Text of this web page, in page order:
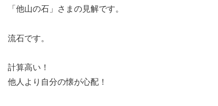
「他山の石」さまの見解です。
流石です。
計算高い！
他人より自分の懐が心配！